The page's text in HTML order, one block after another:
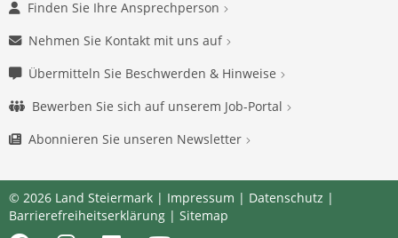
Finden Sie Ihre Ansprechperson
Nehmen Sie Kontakt mit uns auf
Übermitteln Sie Beschwerden & Hinweise
Bewerben Sie sich auf unserem Job-Portal
Abonnieren Sie unseren Newsletter
© 2026 Land Steiermark | Impressum | Datenschutz |
Barrierefreiheitserklärung | Sitemap